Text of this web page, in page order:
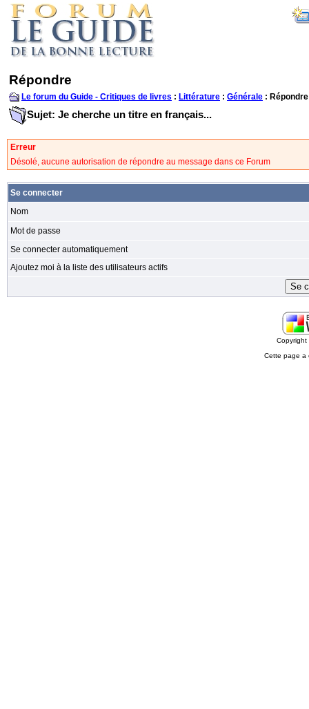
Répondre
Le forum du Guide - Critiques de livres : Littérature : Générale : Répondre
Sujet: Je cherche un titre en français...
Erreur
Désolé, aucune autorisation de répondre au message dans ce Forum
Se connecter
Nom
Mot de passe
Se connecter automatiquement
Ajoutez moi à la liste des utilisateurs actifs
Cette page a